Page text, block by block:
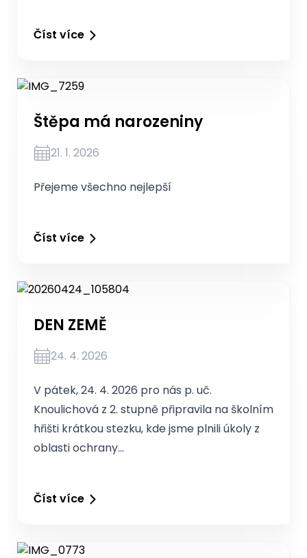
Číst více
Štěpa má narozeniny
21. 1. 2026
Přejeme všechno nejlepší
Číst více
DEN ZEMĚ
24. 4. 2026
V pátek, 24. 4. 2026 pro nás p. uč.
Knoulichová z 2. stupně připravila na školním
hřišti krátkou stezku, kde jsme plnili úkoly z
oblasti ochrany…
Číst více